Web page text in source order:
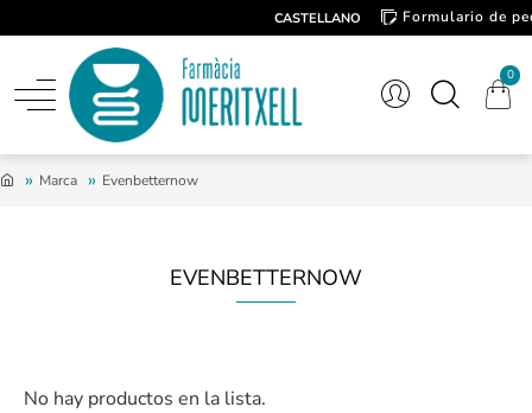
CASTELLANO
Formulario de
0
Marca Evenbetternow
EVENBETTERNOW
No hay productos en la lista.